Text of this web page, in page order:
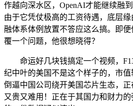
作越向深水区，OpenAI才能继续融
由于它凭仗极高的工资待遇，底层
融体系体例放置不答应这么搞。即
覆一个问题，他很想晓得？
命运好几块钱搞定一个视频，
纪中叶的美国不是这个样子的，市
倒逼中国公司绕开美国芯片生态，
又贵又难用！正在于其国力和财力